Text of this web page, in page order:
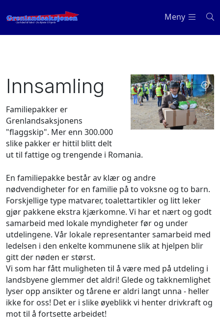
Meny
Innsamling
Familiepakker er
Grenlandsaksjonens
"flaggskip". Mer enn 300.000
slike pakker er hittil blitt delt
ut til fattige og trengende i Romania.
En familiepakke består av klær og andre
nødvendigheter for en familie på to voksne og to barn.
Forskjellige type matvarer, toalettartikler og litt leker
gjør pakkene ekstra kjærkomne. Vi har et nært og godt
samarbeid med lokale myndigheter før og under
utdelingene. Vår lokale representanter samarbeid med
ledelsen i den enkelte kommunene slik at hjelpen blir
gitt der nøden er størst.
Vi som har fått muligheten til å være med på utdeling i
landsbyene glemmer det aldri! Glede og takknemlighet
lyser opp ansikter og tårene er aldri langt unna - heller
ikke for oss! Det er i slike øyeblikk vi henter drivkraft og
mot til å fortsette arbeidet!